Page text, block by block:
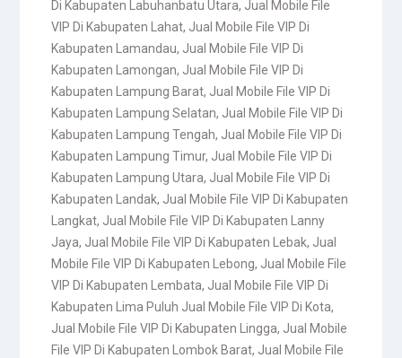
Di Kabupaten Labuhanbatu Utara, Jual Mobile File
VIP Di Kabupaten Lahat, Jual Mobile File VIP Di
Kabupaten Lamandau, Jual Mobile File VIP Di
Kabupaten Lamongan, Jual Mobile File VIP Di
Kabupaten Lampung Barat, Jual Mobile File VIP Di
Kabupaten Lampung Selatan, Jual Mobile File VIP Di
Kabupaten Lampung Tengah, Jual Mobile File VIP Di
Kabupaten Lampung Timur, Jual Mobile File VIP Di
Kabupaten Lampung Utara, Jual Mobile File VIP Di
Kabupaten Landak, Jual Mobile File VIP Di Kabupaten
Langkat, Jual Mobile File VIP Di Kabupaten Lanny
Jaya, Jual Mobile File VIP Di Kabupaten Lebak, Jual
Mobile File VIP Di Kabupaten Lebong, Jual Mobile File
VIP Di Kabupaten Lembata, Jual Mobile File VIP Di
Kabupaten Lima Puluh Jual Mobile File VIP Di Kota,
Jual Mobile File VIP Di Kabupaten Lingga, Jual Mobile
File VIP Di Kabupaten Lombok Barat, Jual Mobile File